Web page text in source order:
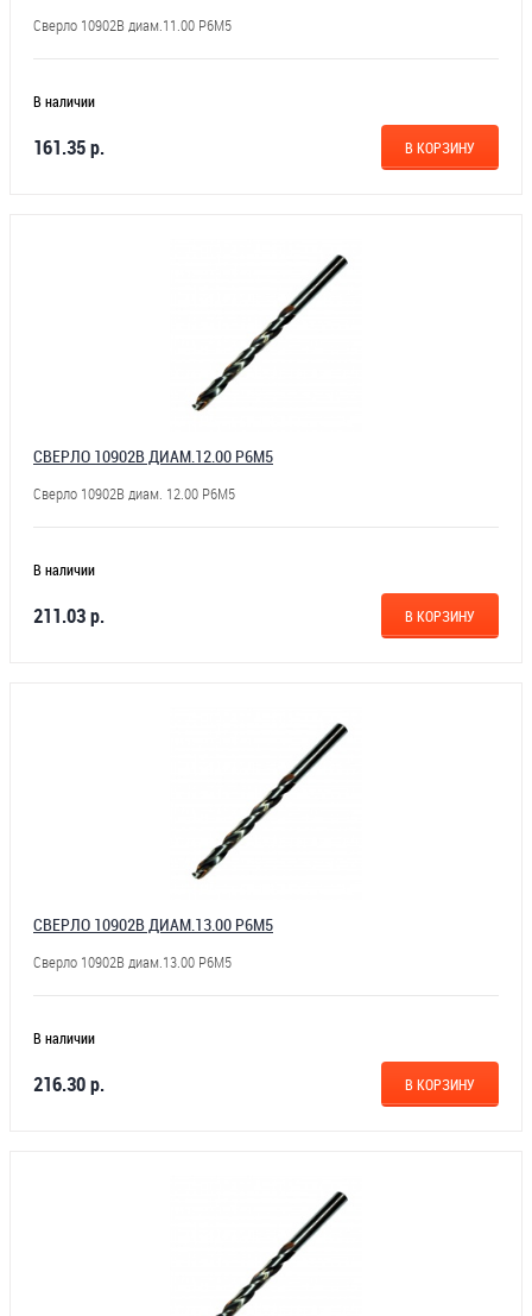
Сверло 10902В диам.11.00 Р6М5
В наличии
161.35 р. В КОРЗИНУ
СВЕРЛО 10902В ДИАМ.12.00 Р6М5
Сверло 10902В диам. 12.00 Р6М5
В наличии
211.03 р. В КОРЗИНУ
СВЕРЛО 10902В ДИАМ.13.00 Р6М5
Сверло 10902В диам.13.00 Р6М5
В наличии
216.30 р. В КОРЗИНУ